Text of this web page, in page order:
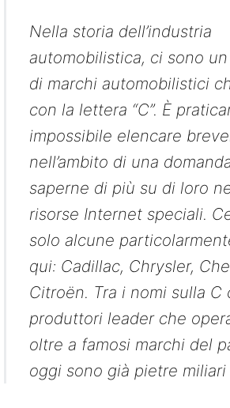
Nella storia dell’industria
automobilistica, ci sono
di marchi automobilistici
con la lettera “C”. È
impossibile elencare
nell’ambito di una
saperne di più su di loro
risorse Internet speciali.
solo alcune
qui: Cadillac, Chrysler,
Citroën. Tra i nomi sulla C
produttori leader che
oltre a famosi marchi del
oggi sono già pietre miliari